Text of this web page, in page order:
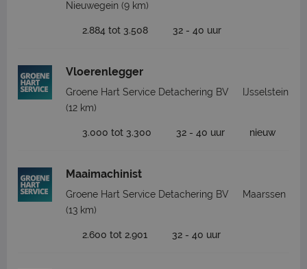
Nieuwegein (9 km)
2.884 tot 3.508 32 - 40 uur
Vloerenlegger
Groene Hart Service Detachering BV
IJsselstein
(12 km)
3.000 tot 3.300 32 - 40 uur nieuw
Maaimachinist
Groene Hart Service Detachering BV
Maarssen
(13 km)
2.600 tot 2.901 32 - 40 uur